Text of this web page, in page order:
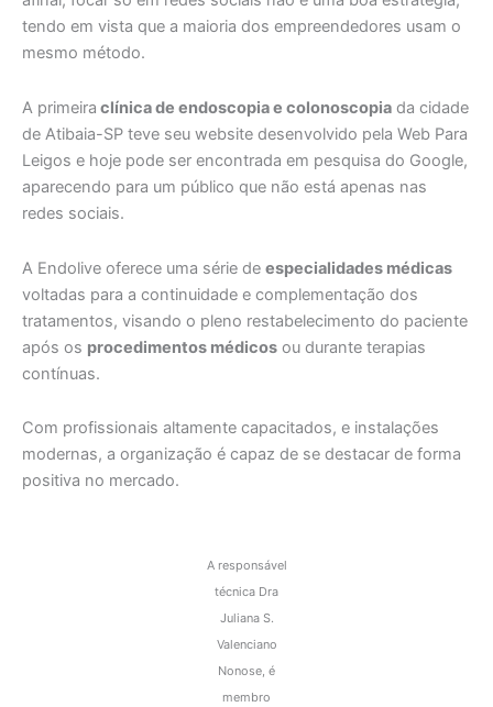
tendo em vista que a maioria dos empreendedores usam o
mesmo método.
A primeira clínica de endoscopia e colonoscopia da cidade
de Atibaia-SP teve seu website desenvolvido pela Web Para
Leigos e hoje pode ser encontrada em pesquisa do Google,
aparecendo para um público que não está apenas nas
redes sociais.
A Endolive oferece uma série de especialidades médicas
voltadas para a continuidade e complementação dos
tratamentos, visando o pleno restabelecimento do paciente
após os procedimentos médicos ou durante terapias
contínuas.
Com profissionais altamente capacitados, e instalações
modernas, a organização é capaz de se destacar de forma
positiva no mercado.
A responsável
técnica Dra
Juliana S.
Valenciano
Nonose, é
membro
Atibaia-
SP